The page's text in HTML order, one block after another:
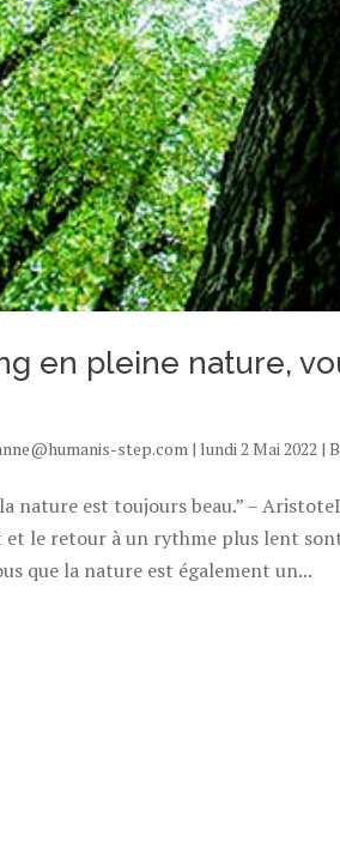
en pleine nature,
step.com | lundi 2 Mai 2022 |
nature est toujours beau.” –
et le retour à un rythme plus lent
que la nature est également un...